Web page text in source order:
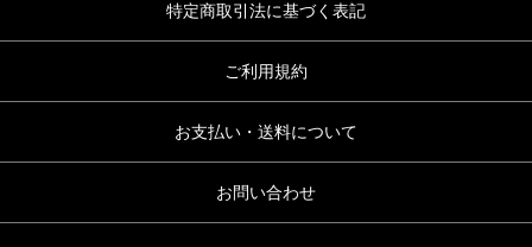
特定商取引法に基づく表記
ご利用規約
お支払い・送料について
お問い合わせ